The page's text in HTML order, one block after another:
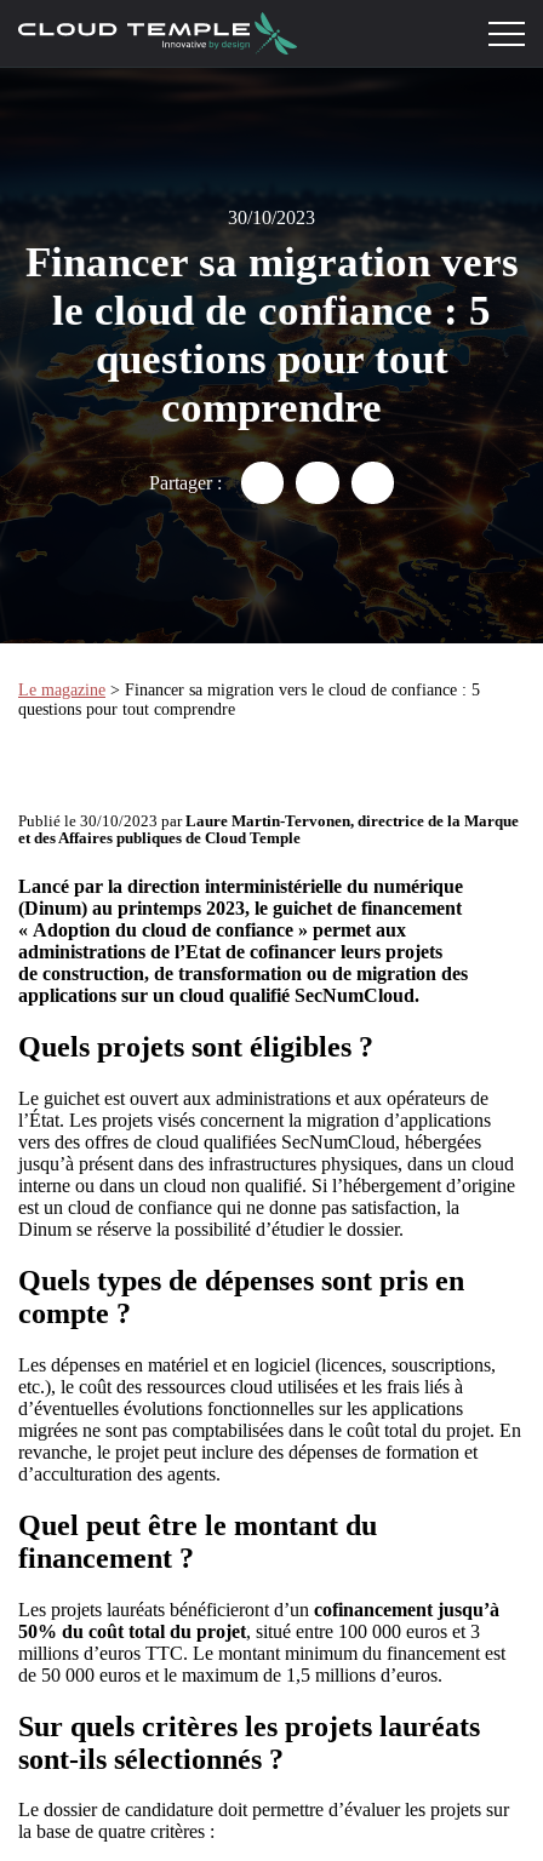
30/10/2023
Financer sa migration vers
le cloud de confiance : 5
questions pour tout
comprendre
Partager : Partager "Financer sa
Partager "Financer sa
Partager
Le magazine > Financer sa migration vers le cloud de confiance : 5
questions pour tout comprendre
Publié le 30/10/2023 parLaure Martin-Tervonen, directrice de la Marque
et des Affaires publiques de Cloud Temple
Lancé par la direction interministérielle du numérique
(Dinum) au printemps 2023, le guichet de financement
« Adoption du cloud de confiance » permet aux
administrations de l’Etat de cofinancer leurs projets
de construction, de transformation ou de migration des
applications sur un cloud qualifié SecNumCloud.
Quels projets sont éligibles ?
Le guichet est ouvert aux administrations et aux opérateurs de
l’État. Les projets visés concernent la migration d’applications
vers des offres de cloud qualifiées SecNumCloud, hébergées
jusqu’à présent dans des infrastructures physiques, dans un cloud
interne ou dans un cloud non qualifié. Si l’hébergement d’origine
est un cloud de confiance qui ne donne pas satisfaction, la
Dinum se réserve la possibilité d’étudier le dossier.
Quels types de dépenses sont pris en
compte ?
Les dépenses en matériel et en logiciel (licences, souscriptions,
etc.), le coût des ressources cloud utilisées et les frais liés à
d’éventuelles évolutions fonctionnelles sur les applications
migrées ne sont pas comptabilisées dans le coût total du projet. En
revanche, le projet peut inclure des dépenses de formation et
d’acculturation des agents.
Quel peut être le montant du
financement ?
Les projets lauréats bénéficieront d’un cofinancement jusqu’à
50% du coût total du projet, situé entre 100 000 euros et 3
millions d’euros TTC. Le montant minimum du financement est
de 50 000 euros et le maximum de 1,5 millions d’euros.
Sur quels critères les projets lauréats
sont-ils sélectionnés ?
Le dossier de candidature doit permettre d’évaluer les projets sur
la base de quatre critères :